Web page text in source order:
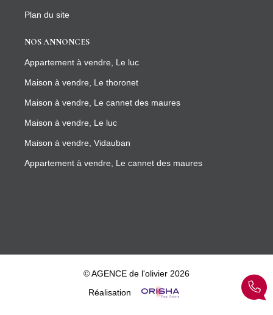
Plan du site
NOS ANNONCES
Appartement à vendre, Le luc
Maison à vendre, Le thoronet
Maison à vendre, Le cannet des maures
Maison à vendre, Le luc
Maison à vendre, Vidauban
Appartement à vendre, Le cannet des maures
© AGENCE de l'olivier 2026
Réalisation